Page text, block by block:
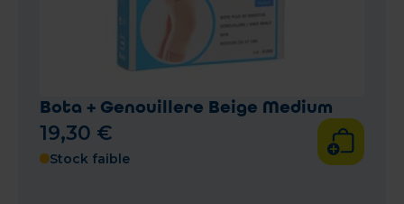
Bota + Genouillere Beige Medium
19,30 €
Stock faible